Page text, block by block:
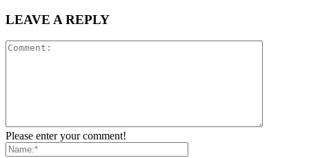
LEAVE A REPLY
Please enter your comment!